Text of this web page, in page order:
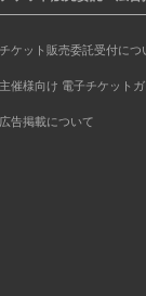
チケット販売委託受付につ
主催様向け 電子チケット
広告掲載について